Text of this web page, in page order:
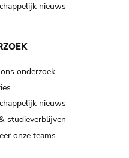
nieuws
onderzoek
nieuws
studieverblijven
onze teams